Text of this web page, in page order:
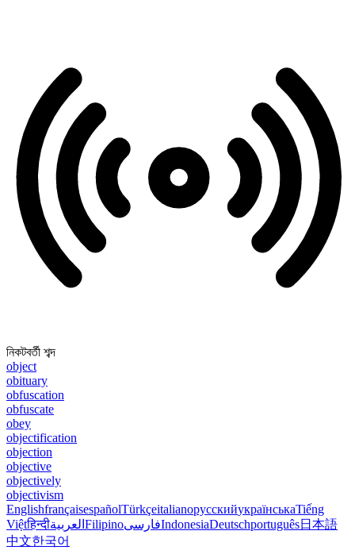
নিকটবর্তী শব্দ
object
obituary
obfuscation
obfuscate
obey
objectification
objection
objective
objectively
objectivism
EnglishfrançaisespañolTürkçeitalianoрусскийукраїнськаTiếng
Việtहिन्दीالعربية FilipinoفارسیIndonesiaDeutschportuguês日本語
中文한국어